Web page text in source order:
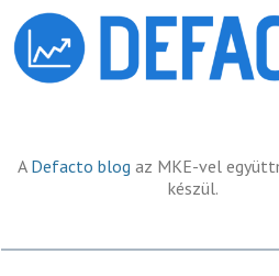
A Defacto blog az MKE-vel
készül.